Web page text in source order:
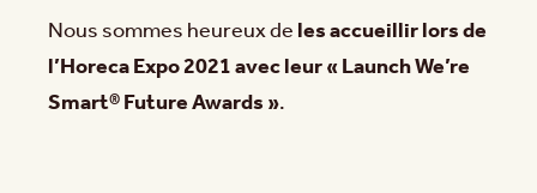
Nous sommes heureux deles accueillir lors de
l’Horeca Expo 2021 avec leur « Launch We’re
Smart® Future Awards ».